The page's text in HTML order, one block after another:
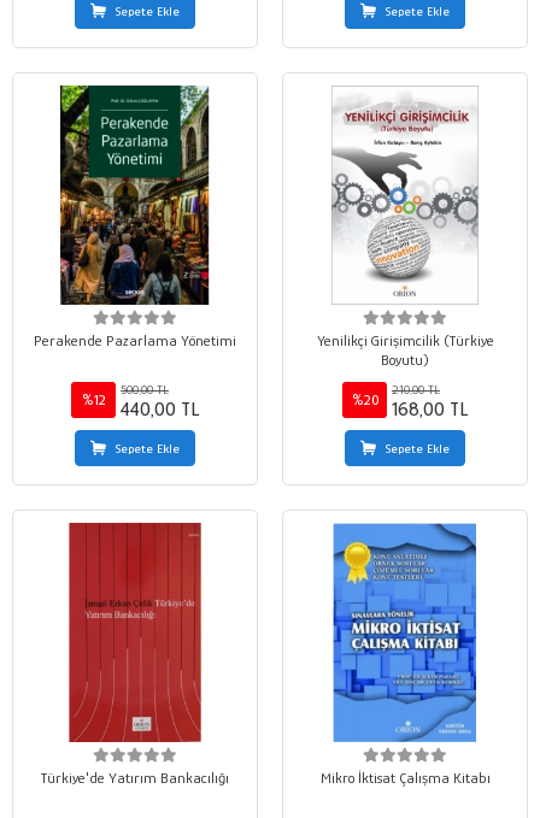
Sepete Ekle Sepete Ekle
Perakende Pazarlama Yönetimi
%12
500,00 TL
440,00 TL
Sepete Ekle
Yenilikçi Girişimcilik (Türkiye
Boyutu)
%20
210,00 TL
168,00 TL
Sepete Ekle
Türkiye'de Yatırım Bankacılığı Mikro İktisat Çalışma Kitabı